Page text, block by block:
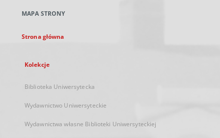
karcie
MAPA STRONY
Strona główna
Kolekcje
Biblioteka Uniwersytecka
Wydawnictwo Uniwersyteckie
Wydawnictwa własne Biblioteki Uniwersyteckiej